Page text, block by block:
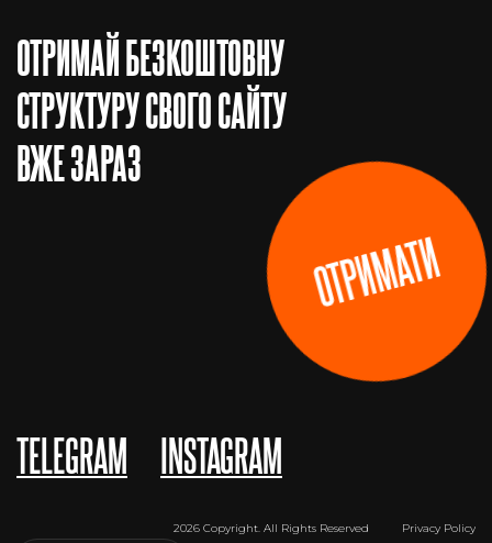
ОТРИМАЙ БЕЗКОШТОВНУ
СТРУКТУРУ СВОГО САЙТУ
ВЖЕ ЗАРАЗ
ОТРИМАТИ
TELEGRAM INSTAGRAM
2026 Copyright. All Rights Reserved Privacy Policy